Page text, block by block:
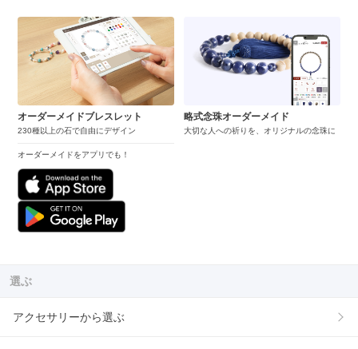
オーダーメイドブレスレット
230種以上の石で自由にデザイン
オーダーメイドをアプリでも！
略式念珠オーダーメイド
大切な人への祈りを、オリジナルの念珠に
選ぶ
アクセサリーから選ぶ